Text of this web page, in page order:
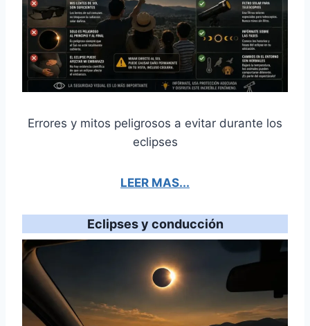
Errores y mitos peligrosos a evitar durante los
eclipses
LEER MAS...
Eclipses y conducción